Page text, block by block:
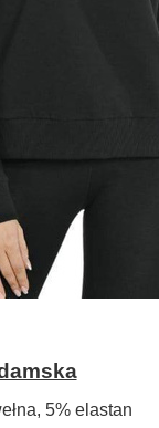
5% elastan